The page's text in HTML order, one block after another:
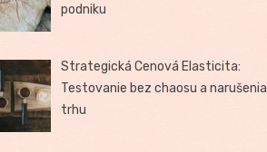
podniku
Strategická Cenová Elasticita:
Testovanie bez chaosu a narušenia
trhu